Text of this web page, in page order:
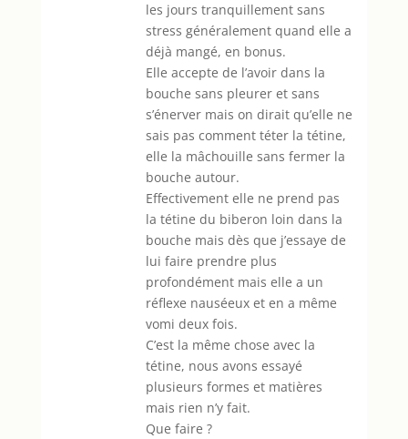
les jours tranquillement sans
stress généralement quand elle a
déjà mangé, en bonus.
Elle accepte de l’avoir dans la
bouche sans pleurer et sans
s’énerver mais on dirait qu’elle ne
sais pas comment téter la tétine,
elle la mâchouille sans fermer la
bouche autour.
Effectivement elle ne prend pas
la tétine du biberon loin dans la
bouche mais dès que j’essaye de
lui faire prendre plus
profondément mais elle a un
réflexe nauséeux et en a même
vomi deux fois.
C’est la même chose avec la
tétine, nous avons essayé
plusieurs formes et matières
mais rien n’y fait.
Que faire ?